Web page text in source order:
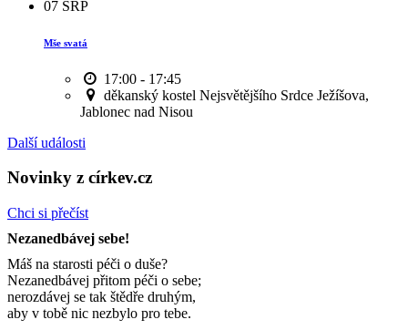
07 SRP
Mše svatá
17:00 - 17:45
děkanský kostel Nejsvětějšího Srdce Ježíšova,
Jablonec nad Nisou
Další události
Novinky z církev.cz
Chci si přečíst
Nezanedbávej sebe!
Máš na starosti péči o duše?
Nezanedbávej přitom péči o sebe;
nerozdávej se tak štědře druhým,
aby v tobě nic nezbylo pro tebe.